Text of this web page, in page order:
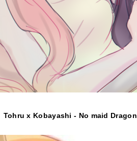
Tohru x Kobayashi - No maid Dragon